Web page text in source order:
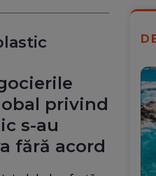
privind
s-au
fără acord